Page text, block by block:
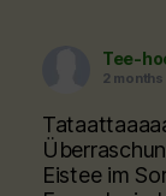
Tee-
2 months
Eistee im